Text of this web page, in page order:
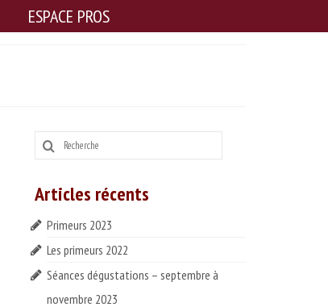
ESPACE PROS
Rechercher
:
Articles récents
Primeurs 2023
Les primeurs 2022
Séances dégustations – septembre à
novembre 2023